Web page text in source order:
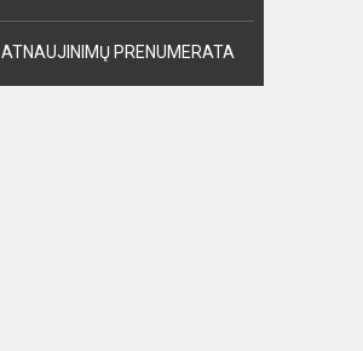
ATNAUJINIMŲ PRENUMERATA